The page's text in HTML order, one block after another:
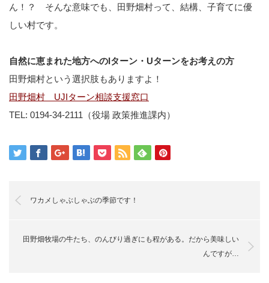
ん！？ そんな意味でも、田野畑村って、結構、子育てに優
しい村です。
自然に恵まれた地方へのIターン・Uターンをお考えの方
田野畑村という選択肢もありますよ！
田野畑村 UJIターン相談支援窓口
TEL: 0194-34-2111（役場 政策推進課内）
ワカメしゃぶしゃぶの季節です！
田野畑牧場の牛たち、のんびり過ぎにも程がある。だから美味しい
んですが…